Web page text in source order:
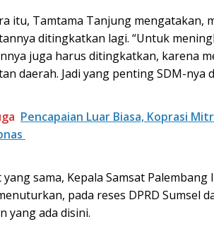
itu, Tamtama Tanjung mengatakan,
ditingkatkan lagi. “Untuk
juga harus ditingkatkan, karena
daerah. Jadi yang penting SDM-nya
Pencapaian Luar Biasa, Koprasi
sama, Kepala Samsat
pada reses DPRD Sumsel
yang ada disini.